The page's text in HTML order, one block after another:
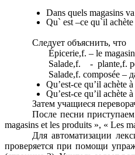
Dans quels magasins
Qu` est –ce qu`il achète
Следует объяснить, что
Épicerie,f. – le magasin,
Salade,f. - plante,f.
Salade,f. composée –
Qu’est-ce qu’il achète
Qu’est-ce qu’il achète
Затем учащиеся
После песни
magasins et les produits », « Les
Для автоматизации
проверяется при помощи